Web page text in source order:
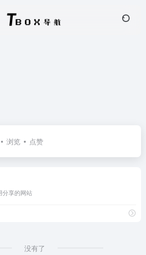
浏览 点赞
分享的网站
没有了